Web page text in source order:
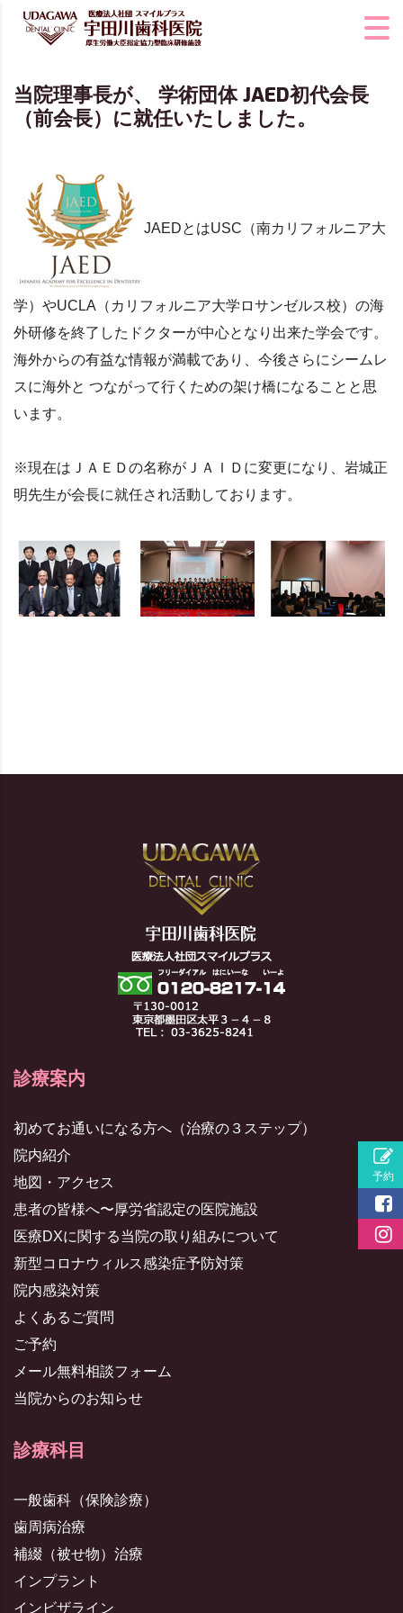
当院理事長が、 学術団体 JAED初代会長
（前会長）に就任いたしました。
JAEDとはUSC（南カリフォルニア大
学）やUCLA（カリフォルニア大学ロサンゼルス校）の海
外研修を終了したドクターが中心となり出来た学会です。
海外からの有益な情報が満載であり、今後さらにシームレ
スに海外と つながって行くための架け橋になることと思
います。
※現在はＪＡＥＤの名称がＪＡＩＤに変更になり、岩城正
明先生が会長に就任され活動しております。
診療案内
初めてお通いになる方へ（治療の３ステップ）
院内紹介
地図・アクセス
患者の皆様へ〜厚労省認定の医院施設
医療DXに関する当院の取り組みについて
新型コロナウィルス感染症予防対策
院内感染対策
よくあるご質問
ご予約
メール無料相談フォーム
当院からのお知らせ
診療科目
一般歯科（保険診療）
歯周病治療
補綴（被せ物）治療
インプラント
インビザライン